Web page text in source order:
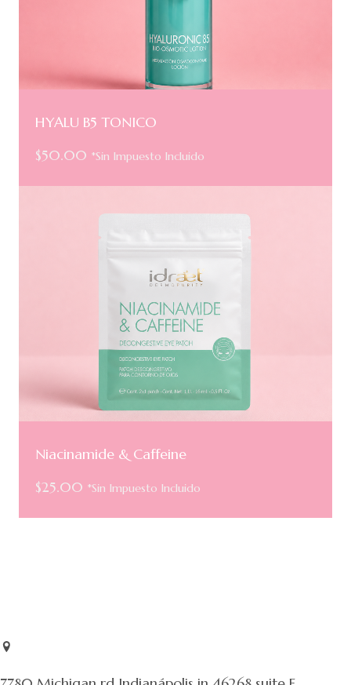
HYALU B5 TONICO
$50.00 *Sin Impuesto Incluido
Niacinamide & Caffeine
$25.00 *Sin Impuesto Incluido